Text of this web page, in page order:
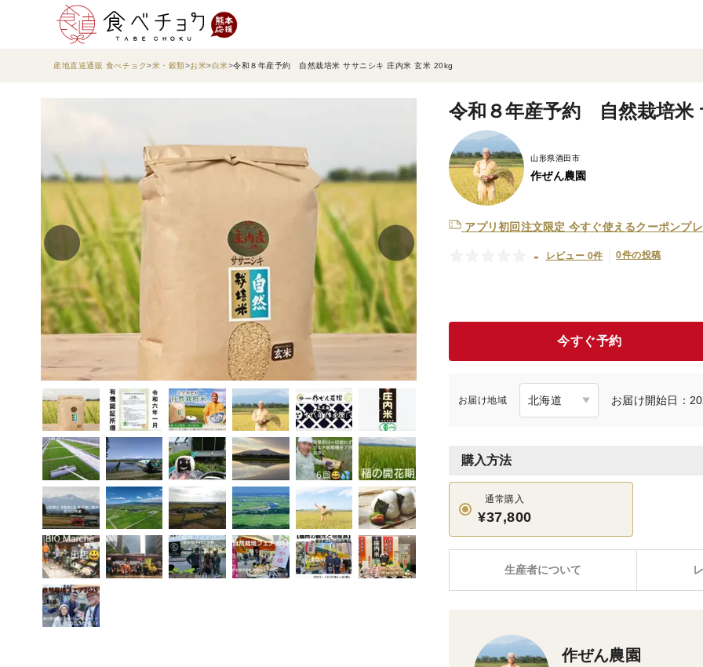
産地直送通販 食べチョク 米・穀類 お米 白米 令和８年産予約 自然栽培米 ササニシキ 庄内米 玄米 20kg
令和８年産予約 自然栽培米
山形県酒田市
作ぜん農園
アプリ初回注文限定 今すぐ使えるクーポンプ
- レビュー 0件 0件の投稿
今すぐ予約
お届け地域 お届け開始日：
購入方法
通常購入
¥37,800
生産者について
作ぜん農園